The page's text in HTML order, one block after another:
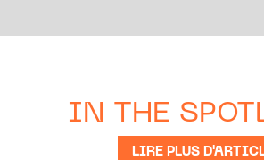
IN THE
LIRE PLUS